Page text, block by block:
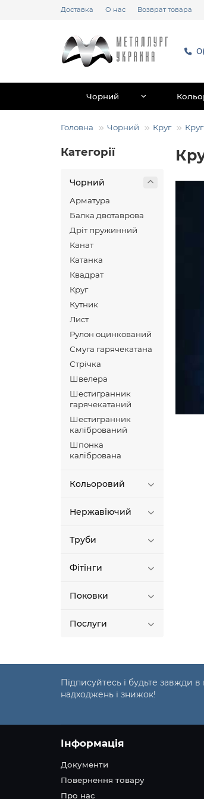
Доставка О нас Возврат товара
Чорний
Головна Чорний Круг Круг
Категорії
Чорний
Арматура
Балка двотаврова
Дріт пружинний
Канат
Катанка
Квадрат
Круг
Кутник
Лист
Рулон оцинкований
Смуга гарячекатана
Стрічка
Швелера
Шестигранник
гарячекатаний
Шестигранник
калібрований
Шпонка
калібрована
Кольоровий
Нержавіючий
Труби
Фітінги
Поковки
Послуги
Підписуйтесь і будьте завжди в
надходжень і знижок!
Інформація
Документи
Повернення товару
Про нас